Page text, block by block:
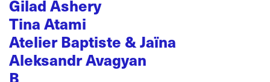
Gilad Ashery
Tina Atami
Atelier Baptiste & Jaïna
Aleksandr Avagyan
B